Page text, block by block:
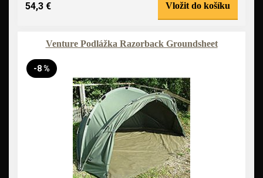
54,3 € Vložit do košíku
Venture Podlážka Razorback Groundsheet
-8 %